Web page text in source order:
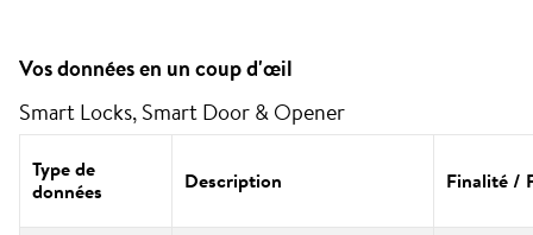
Vos données en un coup d'œil
Smart Locks, Smart Door & Opener
Type de
données Description Finalité /